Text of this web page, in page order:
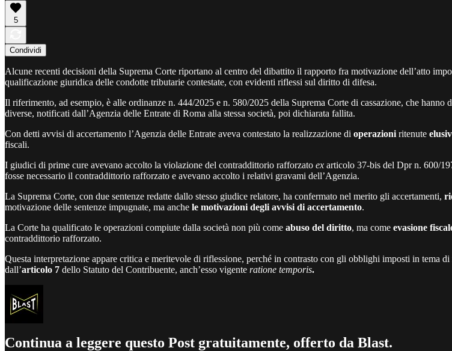
5
Condividi
Alcune recenti decisioni della Suprema Corte riportano al centro del dibattito il rapporto fra motivazione dell’atto
qualificazione giuridica delle condotte tributarie contestate, con evidenti riflessi sul diritto di difesa.
Il riferimento, ad esempio, è alle ordinanze n. 444/2025 e n. 580/2025 della Suprema Corte di cassazione, che
diverse, notificati dall’Agenzia delle Entrate di Roma alla stessa società, poi dichiarata fallita.
Con detti avvisi di accertamento l’Agenzia delle Entrate aveva contestato la realizzazione di operazioni ritenute
fiscali.
I giudici di prime cure avevano accolto la violazione del contraddittorio rafforzato ex articolo 37-bis del Dpr n. 600/
fosse necessario il contraddittorio rafforzato e avevano accolto i relativi gravami dell’Agenzia.
La Suprema Corte, con due sentenze redatte dallo stesso giudice relatore, ha confermato nel merito gli accertamenti,
motivazione delle sentenze impugnate, ma anche le motivazioni degli avvisi di accertamento.
La Corte ha qualificato le operazioni compiute dalla società non più come abuso del diritto, ma come evasione
contraddittorio rafforzato.
Questa interpretazione appare critica e meritevole di riflessione, perché in contrasto con gli obblighi imposti in tema
dall’articolo 7 dello Statuto del Contribuente, anch’esso vigente ratione temporis.
Continua a leggere questo Post gratuitamente, offerto da Blast.